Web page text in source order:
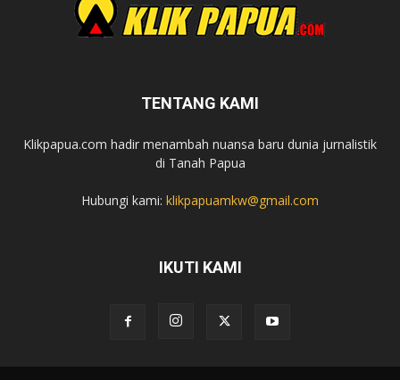
TENTANG KAMI
Klikpapua.com hadir menambah nuansa baru dunia jurnalistik
di Tanah Papua
Hubungi kami: klikpapuamkw@gmail.com
IKUTI KAMI